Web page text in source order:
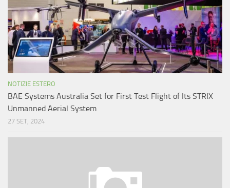
NOTIZIE ESTERO
BAE Systems Australia Set for First Test Flight of Its STRIX
Unmanned Aerial System
27 SET, 2024